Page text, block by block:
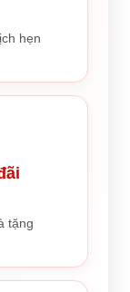
hẹn
tặng